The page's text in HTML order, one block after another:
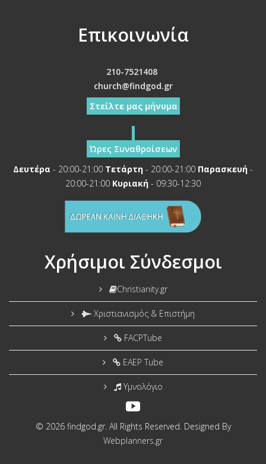
Επικοινωνία
210-7521408
church@findgod.gr
Στείλτε μας μήνυμα
Ώρες Συναθροίσεων
Δευτέρα - 20:00-21:00 Τετάρτη - 20:00-21:00 Παρασκευή -
20:00-21:00 Κυριακή - 09:30-12:30
Χρήσιμοι Σύνδεσμοι
Christianity.gr
Χριστιανισμός & Επιστήμη
FACPTube
EAEP Tube
Υμνολόγιο
© 2026 findgod.gr. All Rights Reserved. Designed By
Webplanners.gr